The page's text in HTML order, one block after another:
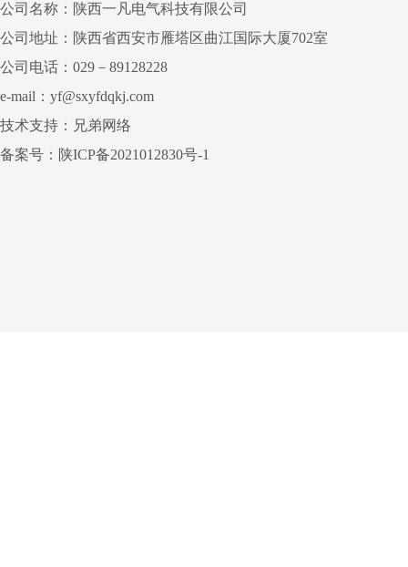
公司名称：陕西一凡电气科技有限公司
公司地址：陕西省西安市雁塔区曲江国际大厦702室
公司电话：029－89128228
e-mail：yf@sxyfdqkj.com
技术支持： 兄弟网络
备案号： 陕ICP备2021012830号-1